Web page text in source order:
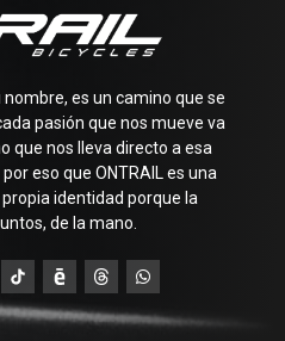
nombre, es un camino que se
pasión que nos mueve va
que nos lleva directo a esa
eso que ONTRAIL es una
identidad porque la
de la mano.